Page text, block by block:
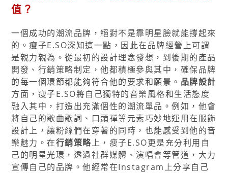
值？
一個成功的潮流品牌，絕對不是靠明星臉就能撐起來
的。瘦子E.SO深知這一點，因此在品牌經營上可謂
是親力親為。從最初的設計理念發想，到後期的產品
開發、行銷策略制定，他都積極參與其中，確保品牌
的每一個環節都能夠符合他的要求和願景。 品牌設計
方面，瘦子E.SO將自己獨特的音樂風格和生活態度
融入其中，打造出充滿個性的潮流單品。例如，他會
將自己的歌曲歌詞、口頭禪等元素巧妙地運用在服飾
設計上，讓粉絲們在穿著的同時，也能感受到他的音
樂魅力。在行銷策略上，瘦子E.SO更是充分利用自
己的明星光環，透過社群媒體、演唱會等管道，大力
宣傳自己的品牌。他經常在Instagram上分享自己